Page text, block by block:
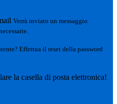
Verrà inviato un messaggio
Effettua il reset della password
la casella di posta elettronica!